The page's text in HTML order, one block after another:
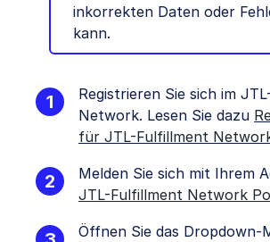
inkorrekten Daten oder
kann.
Registrieren Sie sich im
Network. Lesen Sie dazu
für JTL-Fulfillment
Melden Sie sich mit Ihrem
JTL-Fulfillment Network
Öffnen Sie das Dropdown-